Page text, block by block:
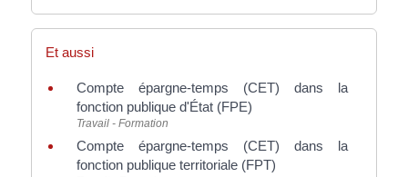
Et aussi
Compte épargne-temps (CET) dans la
fonction publique d'État (FPE)
Travail - Formation
Compte épargne-temps (CET) dans la
fonction publique territoriale (FPT)